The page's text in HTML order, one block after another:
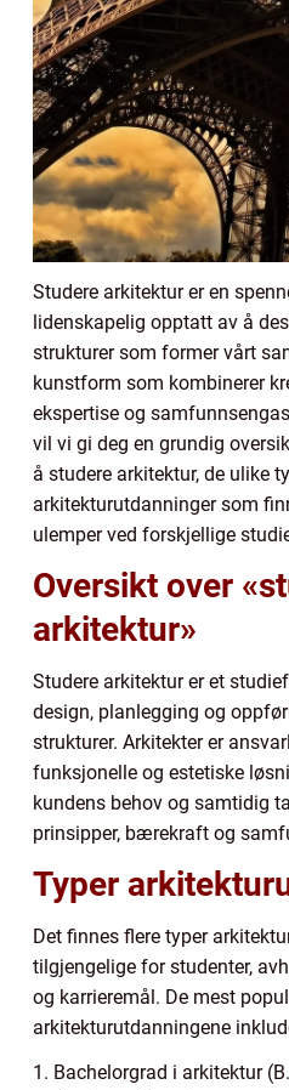
Studere arkitektur er en
lidenskapelig opptatt av å
strukturer som former vårt
kunstform som kombinerer
ekspertise og
vil vi gi deg en grundig
å studere arkitektur, de ulike
arkitekturutdanninger som
ulemper ved forskjellige
Oversikt over
arkitektur»
Studere arkitektur er et
design, planlegging og
strukturer. Arkitekter er
funksjonelle og estetiske
kundens behov og samtidig
prinsipper, bærekraft og
Typer
Det finnes flere typer
tilgjengelige for studenter,
og karrieremål. De mest
arkitekturutdanningene
1. Bachelorgrad i arkitektur